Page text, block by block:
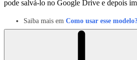
pode salvá-lo no Google Drive e depois
Saiba mais em Como usar esse